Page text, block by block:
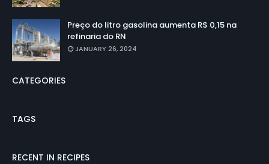
Preço do litro gasolina aumenta R$ 0,15 na
refinaria do RN
JANUARY 26, 2024
CATEGORIES
TAGS
RECENT IN RECIPES